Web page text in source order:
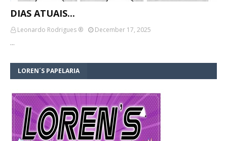
DIAS ATUAIS...
Leonardo Rodrigues ®
December 17, 2025
…
LOREN´S PAPELARIA